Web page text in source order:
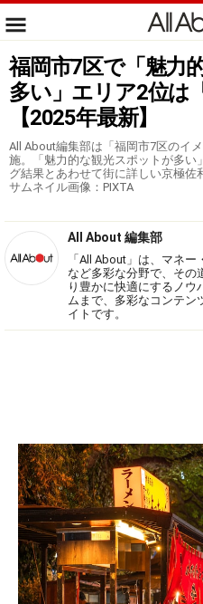
福岡市7区で「魅力
多い」エリア2位は
【2025年最新】
All About編集部は「福岡市7区のイ
施。「魅力的な観光スポットが多い
グ結果とあわせて街に詳しい京極
サムネイル画像：PIXTA
All About 編集部
「All About」は、マネ
など多彩な分野で、その
り豊かに快適にするノウ
ムまで、多彩なコンテン
イトです。